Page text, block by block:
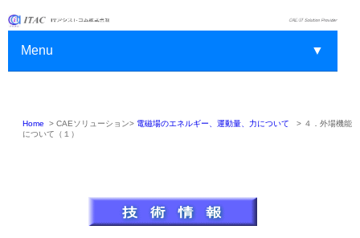
Menu ▼
▼
Home > CAEソリューション> 電磁場のエネルギー、運動量、力について > ４．外場機能
について（１）